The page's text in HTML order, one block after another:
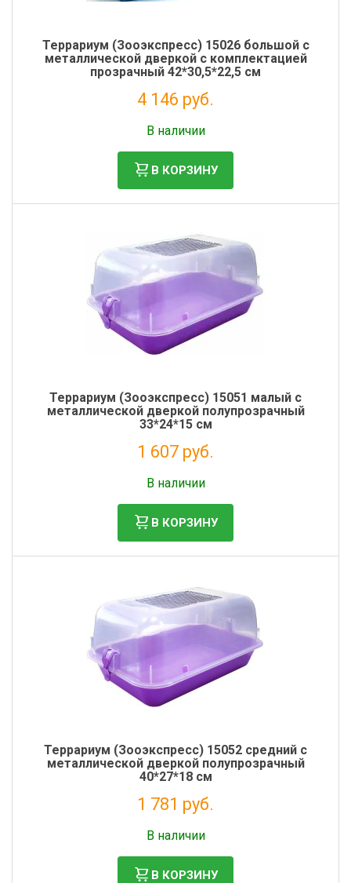
Террариум (Зооэкспресс) 15026 большой с
металлической дверкой с комплектацией
прозрачный 42*30,5*22,5 см
4 146 руб.
В наличии
В КОРЗИНУ
Террариум (Зооэкспресс) 15051 малый с
металлической дверкой полупрозрачный
33*24*15 см
1 607 руб.
В наличии
В КОРЗИНУ
Террариум (Зооэкспресс) 15052 средний с
металлической дверкой полупрозрачный
40*27*18 см
1 781 руб.
В наличии
В КОРЗИНУ